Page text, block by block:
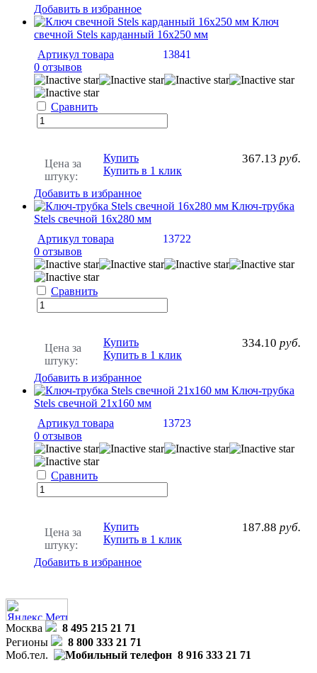
Добавить в избранное
Ключ
свечной Stels карданный 16х250 мм
Артикул товара
13841
0 отзывов
Сравнить
Цена за
штуку:
367.13 руб.
Купить
Купить в 1 клик
Добавить в избранное
Ключ-трубка
Stels свечной 16х280 мм
Артикул товара
13722
0 отзывов
Сравнить
Цена за
штуку:
334.10 руб.
Купить
Купить в 1 клик
Добавить в избранное
Ключ-трубка
Stels свечной 21х160 мм
Артикул товара
13723
0 отзывов
Сравнить
Цена за
штуку:
187.88 руб.
Купить
Купить в 1 клик
Добавить в избранное
Москва
8 495 215 21 71
Регионы
8 800 333 21 71
Моб.тел.
8 916 333 21 71